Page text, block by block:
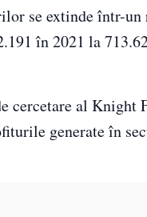
se extinde într-
în 2021 la
cercetare al
generate în